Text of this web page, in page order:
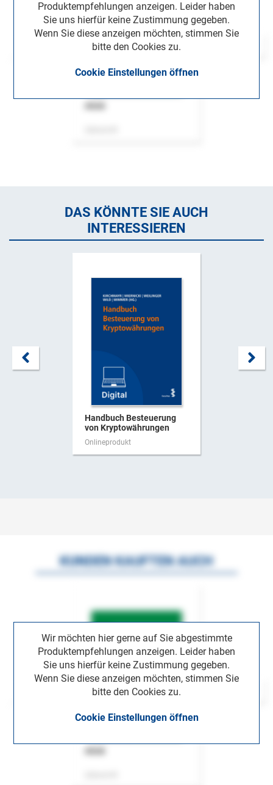
Produktempfehlungen anzeigen. Leider haben
Sie uns hierfür keine Zustimmung gegeben.
Wenn Sie diese anzeigen möchten, stimmen Sie
bitte den Cookies zu.
Cookie Einstellungen öffnen
DAS KÖNNTE SIE AUCH
INTERESSIEREN
Handbuch Besteuerung
von Kryptowährungen
Onlineprodukt
Wir möchten hier gerne auf Sie abgestimmte
Produktempfehlungen anzeigen. Leider haben
Sie uns hierfür keine Zustimmung gegeben.
Wenn Sie diese anzeigen möchten, stimmen Sie
bitte den Cookies zu.
Cookie Einstellungen öffnen
KUNDEN KAUFTEN AUCH